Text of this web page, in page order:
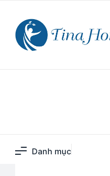
Danh mục
Tina Horizon